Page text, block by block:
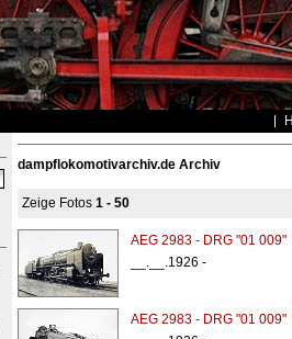
dampflokomotivarchiv.de Archiv
Zeige Fotos 1 - 50
AEG 2983 - DRG "01 009"
__.__.1926 -
AEG 2983 - DRG "01 009"